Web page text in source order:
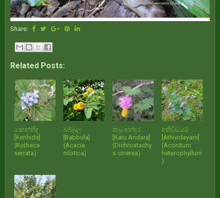
Share:
Related Posts:
කෙන්හිඳ
[Kenhida]
(Rotheca
serrata)
බබ්බුල
[Babbula]
(Acacia
nilotica)
කටු අන්දර
[Katu Andara]
(Dichrostachy
s cinerea)
අතිවිඩයම්
[Athividayam]
(Aconitum
heterophyllum
)